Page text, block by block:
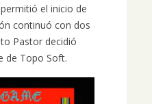
el inicio de
continuó con dos
Pastor decidió
de Topo Soft.